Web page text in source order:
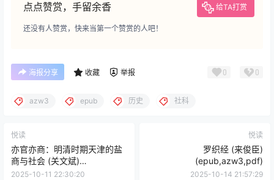
点点赞赏，手留余香 给TA打赏
还没有人赞赏，快来当第一个赞赏的人吧！
海报分享 收藏 举报 0 0
azw3 epub 历史 社科
悦读
亦官亦商：明清时期天津的盐
商与社会 (关文斌)
(epub,azw3)
2025-10-11 22:30:20
悦读
罗织经 (来俊臣)
(epub,azw3,pdf)
2025-10-14 21:57:29